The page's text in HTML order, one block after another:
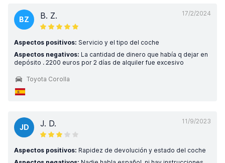
17/2/2024
BZ B. Z.
Aspectos positivos: Servicio y el tipo del coche
Aspectos negativos: La cantidad de dinero que había q dejar en
depósito . 2200 euros por 2 días de alquiler fue excesivo
Toyota Corolla
11/9/2023
JD J. D.
Aspectos positivos: Rapidez de devolución y estado del coche